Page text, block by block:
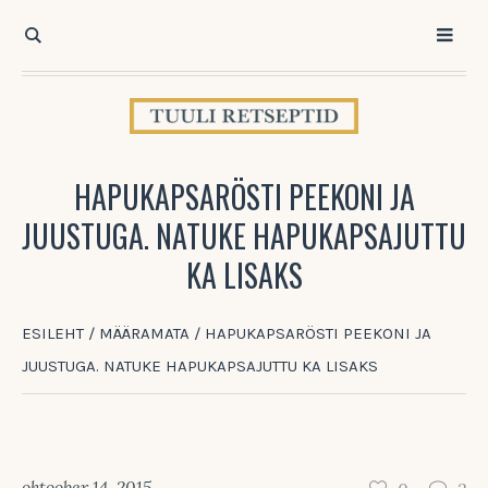
HAPUKAPSARÖSTI PEEKONI JA
JUUSTUGA. NATUKE HAPUKAPSAJUTTU
KA LISAKS
ESILEHT / MÄÄRAMATA / HAPUKAPSARÖSTI PEEKONI JA
JUUSTUGA. NATUKE HAPUKAPSAJUTTU KA LISAKS